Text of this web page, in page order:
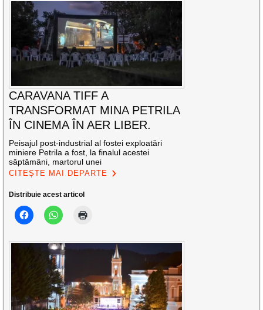
CARAVANA TIFF A
TRANSFORMAT MINA PETRILA
ÎN CINEMA ÎN AER LIBER.
Peisajul post-industrial al fostei exploatări
miniere Petrila a fost, la finalul acestei
săptămâni, martorul unei
CITEȘTE MAI DEPARTE
Distribuie acest articol